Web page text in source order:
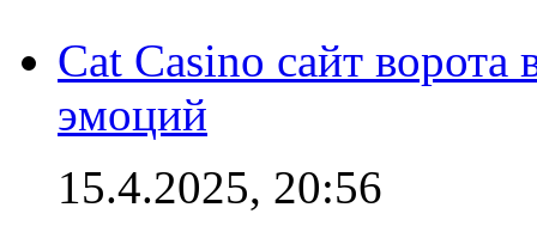
Cat Casino сайт
эмоций
15.4.2025, 20:56